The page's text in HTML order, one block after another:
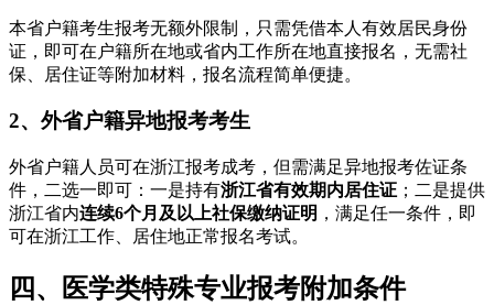
本省户籍考生报考无额外限制，只需凭借本人有效居民身份
证，即可在户籍所在地或省内工作所在地直接报名，无需社
保、居住证等附加材料，报名流程简单便捷。
2、外省户籍异地报考考生
外省户籍人员可在浙江报考成考，但需满足异地报考佐证条
件，二选一即可：一是持有浙江省有效期内居住证 ；二是提供
浙江省内连续6个月及以上社保缴纳证明 ，满足任一条件，即
可在浙江工作、居住地正常报名考试。
四、医学类特殊专业报考附加条件